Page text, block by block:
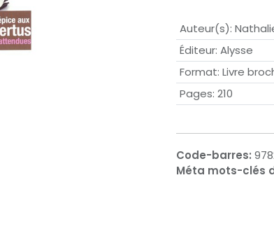
Auteur(s):
Éditeur: Alysse
Format: Livre
Pages: 210
Code-barres:
Méta mots-clés